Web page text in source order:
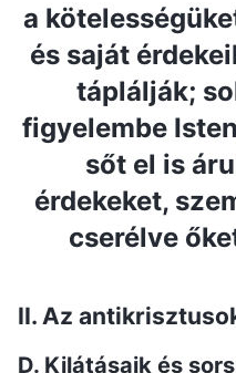
a
és saját
táplálják;
figyelembe
sőt el is
érdekeket,
cserélve
II. Az
D. Kilátásaik és